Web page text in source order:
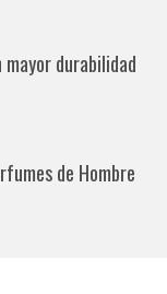
durabilidad
de Hombre